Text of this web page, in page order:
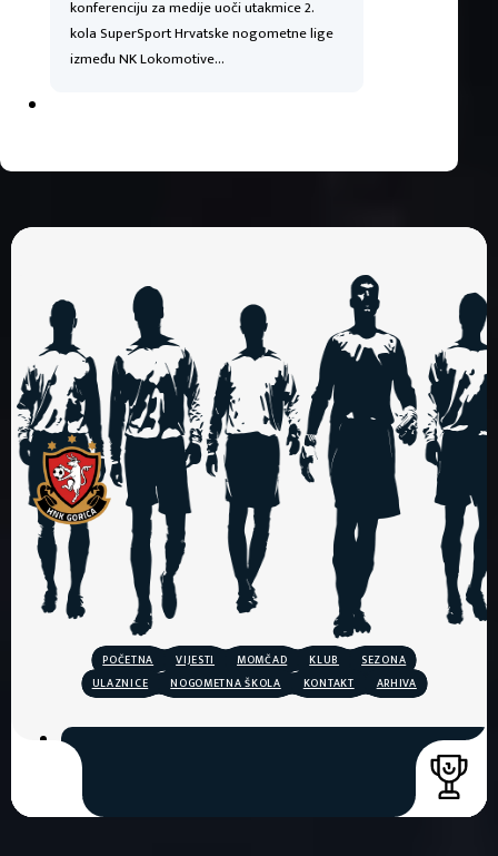
konferenciju za medije uoči utakmice 2.
kola SuperSport Hrvatske nogometne lige
između NK Lokomotive…
POČETNA VIJESTI MOMČAD KLUB
SEZONA
ULAZNICE
NOGOMETNA ŠKOLA KONTAKT ARHIVA